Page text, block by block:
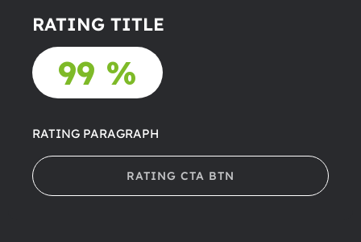
RATING TITLE
99 %
RATING PARAGRAPH
RATING CTA BTN